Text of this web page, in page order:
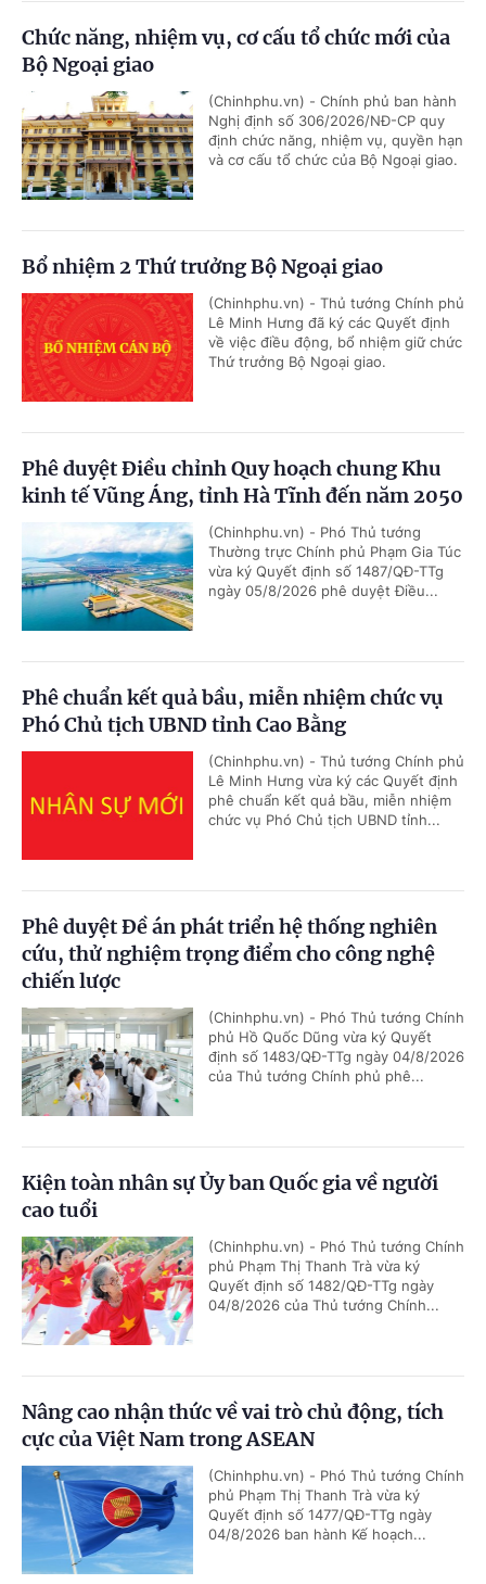
Chức năng, nhiệm vụ, cơ cấu tổ chức mới của
Bộ Ngoại giao
(Chinhphu.vn) - Chính phủ ban hành
Nghị định số 306/2026/NĐ-CP quy
định chức năng, nhiệm vụ, quyền hạn
và cơ cấu tổ chức của Bộ Ngoại giao.
Bổ nhiệm 2 Thứ trưởng Bộ Ngoại giao
(Chinhphu.vn) - Thủ tướng Chính phủ
Lê Minh Hưng đã ký các Quyết định
về việc điều động, bổ nhiệm giữ chức
Thứ trưởng Bộ Ngoại giao.
Phê duyệt Điều chỉnh Quy hoạch chung Khu
kinh tế Vũng Áng, tỉnh Hà Tĩnh đến năm 2050
(Chinhphu.vn) - Phó Thủ tướng
Thường trực Chính phủ Phạm Gia Túc
vừa ký Quyết định số 1487/QĐ-TTg
ngày 05/8/2026 phê duyệt Điều...
Phê chuẩn kết quả bầu, miễn nhiệm chức vụ
Phó Chủ tịch UBND tỉnh Cao Bằng
(Chinhphu.vn) - Thủ tướng Chính phủ
Lê Minh Hưng vừa ký các Quyết định
phê chuẩn kết quả bầu, miễn nhiệm
chức vụ Phó Chủ tịch UBND tỉnh...
Phê duyệt Đề án phát triển hệ thống nghiên
cứu, thử nghiệm trọng điểm cho công nghệ
chiến lược
(Chinhphu.vn) - Phó Thủ tướng Chính
phủ Hồ Quốc Dũng vừa ký Quyết
định số 1483/QĐ-TTg ngày 04/8/2026
của Thủ tướng Chính phủ phê...
Kiện toàn nhân sự Ủy ban Quốc gia về người
cao tuổi
(Chinhphu.vn) - Phó Thủ tướng Chính
phủ Phạm Thị Thanh Trà vừa ký
Quyết định số 1482/QĐ-TTg ngày
04/8/2026 của Thủ tướng Chính...
Nâng cao nhận thức về vai trò chủ động, tích
cực của Việt Nam trong ASEAN
(Chinhphu.vn) - Phó Thủ tướng Chính
phủ Phạm Thị Thanh Trà vừa ký
Quyết định số 1477/QĐ-TTg ngày
04/8/2026 ban hành Kế hoạch...